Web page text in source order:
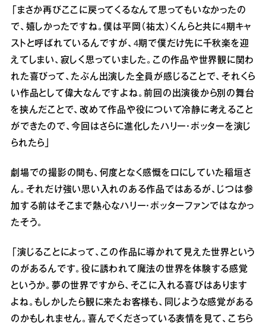
「まさか再びここに戻ってくるなんて思ってもいなかったの
で、嬉しかったですね。僕は平岡（祐太）くんらと共に4期キャ
ストと呼ばれているんですが、4期で僕だけ先に千秋楽を迎
えてしまい、寂しく思っていました。この作品や世界観に関わ
れた喜びって、たぶん出演した全員が感じることで、それくら
い作品として偉大なんですよね。前回の出演後から別の舞台
を挟んだことで、改めて作品や役について冷静に考えること
ができたので、今回はさらに進化したハリー・ポッターを演じ
られたら」
劇場での撮影の間も、何度となく感慨を口にしていた稲垣さ
ん。それだけ強い思い入れのある作品ではあるが、じつは参
加する前はそこまで熱心なハリー・ポッターファンではなかっ
たそう。
「演じることによって、この作品に導かれて見えた世界という
のがあるんです。役に誘われて魔法の世界を体験する感覚
というか。夢の世界ですから、そこに入れる喜びはあります
よね。もしかしたら観に来たお客様も、同じような感覚がある
のかもしれません。喜んでくださっている表情を見て、こちら